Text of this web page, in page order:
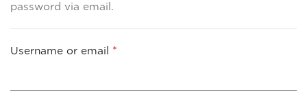
password via email.
Username or email *